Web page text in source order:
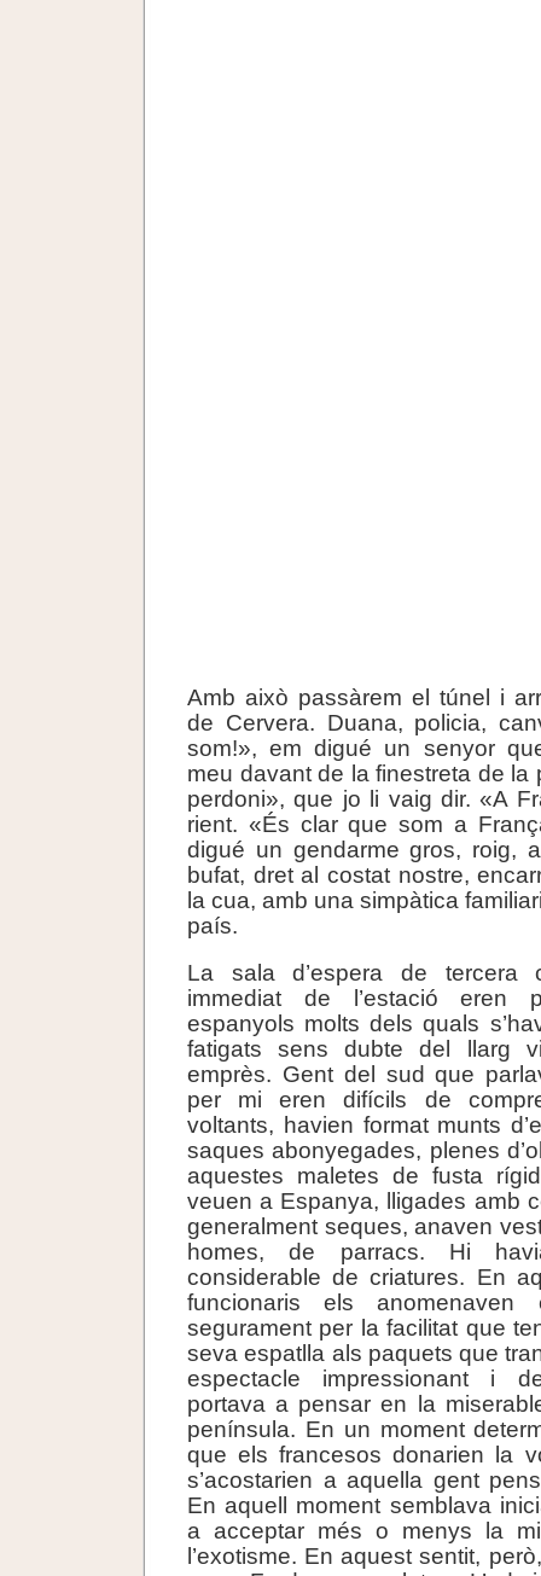
Amb això passàrem el túnel i
de Cervera. Duana, policia,
som!», em digué un senyor
meu davant de la finestreta de la
perdoni», que jo li vaig dir. «A
rient. «És clar que som a
digué un gendarme gros, roig,
bufat, dret al costat nostre,
la cua, amb una simpàtica
país.
La sala d’espera de
immediat de l’estació eren
espanyols molts dels quals
fatigats sens dubte del llarg
emprès. Gent del sud que
per mi eren difícils de
voltants, havien format munts
saques abonyegades, plenes
aquestes maletes de fusta
veuen a Espanya, lligades amb
generalment seques, anaven
homes, de parracs. Hi
considerable de criatures. En
funcionaris els
segurament per la facilitat que
seva espatlla als paquets que
espectacle impressionant i
portava a pensar en la
península. En un moment
que els francesos donarien la
s’acostarien a aquella gent
En aquell moment semblava
a acceptar més o menys la
l’exotisme. En aquest sentit,